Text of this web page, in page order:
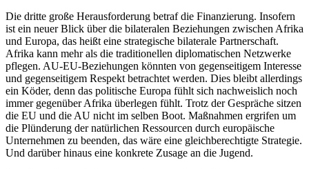
Die dritte große Herausforderung betraf die Finanzierung. Insofern
ist ein neuer Blick über die bilateralen Beziehungen zwischen Afrika
und Europa, das heißt eine strategische bilaterale Partnerschaft.
Afrika kann mehr als die traditionellen diplomatischen Netzwerke
pflegen. AU-EU-Beziehungen könnten von gegenseitigem Interesse
und gegenseitigem Respekt betrachtet werden. Dies bleibt allerdings
ein Köder, denn das politische Europa fühlt sich nachweislich noch
immer gegenüber Afrika überlegen fühlt. Trotz der Gespräche sitzen
die EU und die AU nicht im selben Boot. Maßnahmen ergrifen um
die Plünderung der natürlichen Ressourcen durch europäische
Unternehmen zu beenden, das wäre eine gleichberechtigte Strategie.
Und darüber hinaus eine konkrete Zusage an die Jugend.